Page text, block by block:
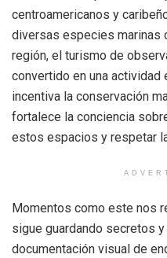
centroamericanos y
diversas especies marinas
región, el turismo de
convertido en una actividad
incentiva la conservación
fortalece la conciencia
estos espacios y respetar
Momentos como este nos
sigue guardando secretos
documentación visual de